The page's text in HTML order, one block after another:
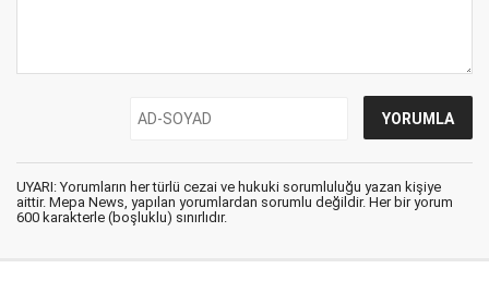
UYARI: Yorumların her türlü cezai ve hukuki sorumluluğu yazan kişiye
aittir. Mepa News, yapılan yorumlardan sorumlu değildir. Her bir yorum
600 karakterle (boşluklu) sınırlıdır.